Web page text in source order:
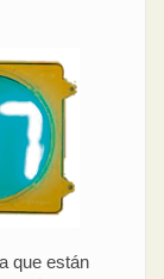
que están